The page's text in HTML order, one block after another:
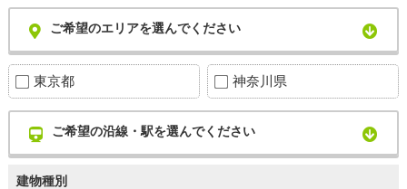
ご希望のエリアを選んでください
東京都 神奈川県
ご希望の沿線・駅を選んでください
建物種別